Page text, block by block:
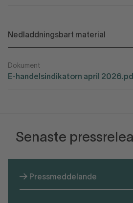
Nedladdningsbart material
Dokument
E-handelsindikatorn april
Senaste
Pressmeddelande